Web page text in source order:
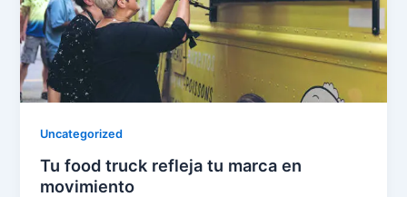
Uncategorized
Tu food truck refleja tu marca en
movimiento